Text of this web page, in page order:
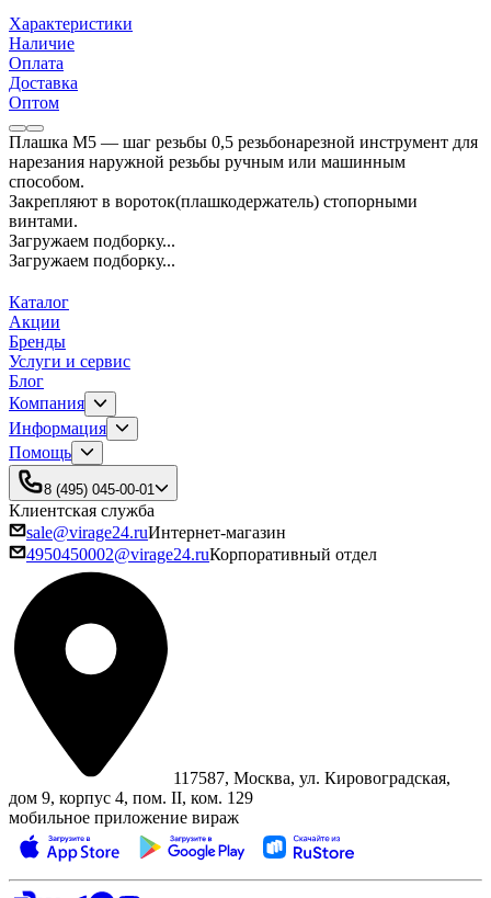
Характеристики
Наличие
Оплата
Доставка
Оптом
Плашка М5 — шаг резьбы 0,5 резьбонарезной инструмент для
нарезания наружной резьбы ручным или машинным
способом.
Закрепляют в вороток(плашкодержатель) стопорными
винтами.
Загружаем подборку...
Загружаем подборку...
Каталог
Акции
Бренды
Услуги и сервис
Блог
Компания
Информация
Помощь
8 (495) 045-00-01
Клиентская служба
sale@virage24.ruИнтернет-магазин
4950450002@virage24.ruКорпоративный отдел
117587, Москва, ул. Кировоградская,
дом 9, корпус 4, пом. II, ком. 129
мобильное приложение вираж